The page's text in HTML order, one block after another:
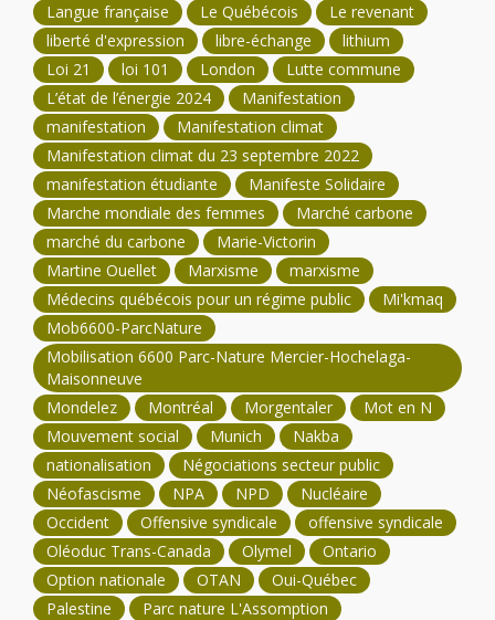
Langue française
Le Québécois
Le revenant
liberté d'expression
libre-échange
lithium
Loi 21
loi 101 London
Lutte commune
L’état de l’énergie 2024
Manifestation
manifestation
Manifestation climat
Manifestation climat du 23 septembre 2022
manifestation étudiante
Manifeste Solidaire
Marche mondiale des femmes
Marché carbone
marché du carbone
Marie-Victorin
Martine Ouellet
Marxisme
marxisme
Médecins québécois pour un régime public
Mi'kmaq
Mob6600-ParcNature
Mobilisation 6600 Parc-Nature Mercier-Hochelaga-
Maisonneuve
Mondelez
Montréal Morgentaler
Mot en N
Mouvement social
Munich
Nakba
nationalisation
Négociations secteur public
Néofascisme
NPA NPD
Nucléaire
Occident
Offensive syndicale
offensive syndicale
Oléoduc Trans-Canada
Olymel
Ontario
Option nationale
OTAN
Oui-Québec
Palestine
Parc nature L'Assomption